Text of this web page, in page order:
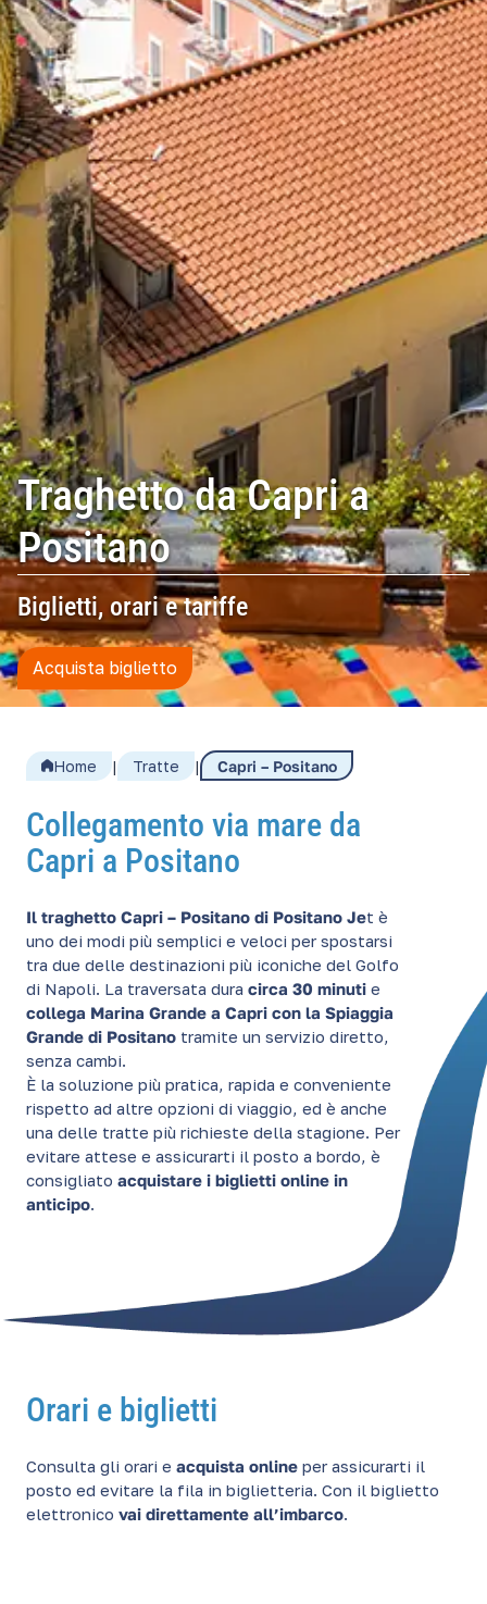
Traghetto da Capri a
Positano
Biglietti, orari e tariffe
Acquista biglietto
Home | Tratte | Capri – Positano
Collegamento via mare da
Capri a Positano
Il traghetto Capri – Positano di Positano Jet è
uno dei modi più semplici e veloci per spostarsi
tra due delle destinazioni più iconiche del Golfo
di Napoli. La traversata dura circa 30 minuti e
collega Marina Grande a Capri con la Spiaggia
Grande di Positano tramite un servizio diretto,
senza cambi.
È la soluzione più pratica, rapida e conveniente
rispetto ad altre opzioni di viaggio, ed è anche
una delle tratte più richieste della stagione. Per
evitare attese e assicurarti il posto a bordo, è
consigliato acquistare i biglietti online in
anticipo.
Orari e biglietti
Consulta gli orari e acquista online per assicurarti il
posto ed evitare la fila in biglietteria. Con il biglietto
elettronico vai direttamente all’imbarco.